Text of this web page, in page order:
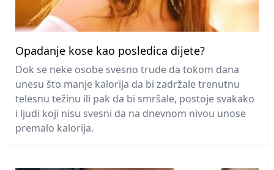
Opadanje kose kao posledica dijete?
Dok se neke osobe svesno trude da tokom dana
unesu što manje kalorija da bi zadržale trenutnu
telesnu težinu ili pak da bi smršale, postoje svakako
i ljudi koji nisu svesni da na dnevnom nivou unose
premalo kalorija.